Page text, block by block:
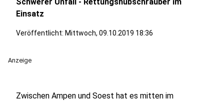
Einsatz
Veröffentlicht: Mittwoch, 09.10.2019 18:36
Anzeige
Zwischen Ampen und Soest hat es mitten im